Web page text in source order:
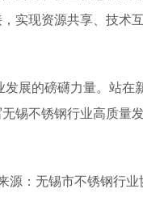
实现资源共享、技术互
展的磅礴力量。站在
锡不锈钢行业高质量
：无锡市不锈钢行业